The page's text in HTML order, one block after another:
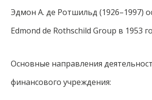
Эдмон А. де Ротшильд (1926–1997)
Edmond de Rothschild Group в 1953
Основные направления
финансового учреждения: